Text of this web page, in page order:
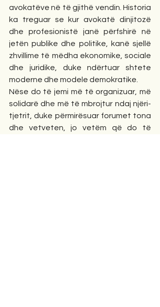
avokatëve në të gjithë vendin. Historia
ka treguar se kur avokatë dinjitozë
dhe profesionistë janë përfshirë në
jetën publike dhe politike, kanë sjellë
zhvillime të mëdha ekonomike, sociale
dhe juridike, duke ndërtuar shtete
moderne dhe modele demokratike.
Nëse do të jemi më të organizuar, më
solidarë dhe më të mbrojtur ndaj njëri-
tjetrit, duke përmirësuar forumet tona
dhe vetveten, jo vetëm që do të